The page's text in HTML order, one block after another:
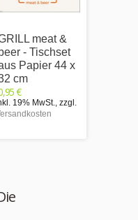
meat &
beer - Tischset
Papier 44 x
cm
€
19% MwSt., zzgl.